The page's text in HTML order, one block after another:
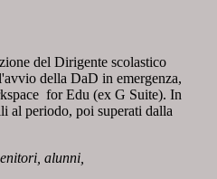
del Dirigente scolastico
della DaD in emergenza,
for Edu (ex G Suite). In
al periodo, poi superati dalla
alunni,